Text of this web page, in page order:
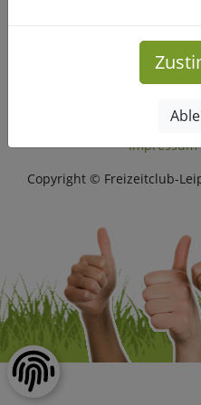
Impressum
Copyright © Freizeitclub-